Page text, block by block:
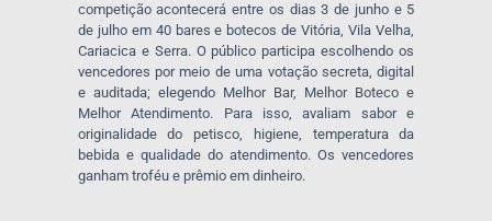
competição acontecerá entre os dias 3 de junho e 5
de julho em 40 bares e botecos de Vitória, Vila Velha,
Cariacica e Serra. O público participa escolhendo os
vencedores por meio de uma votação secreta, digital
e auditada; elegendo Melhor Bar, Melhor Boteco e
Melhor Atendimento. Para isso, avaliam sabor e
originalidade do petisco, higiene, temperatura da
bebida e qualidade do atendimento. Os vencedores
ganham troféu e prêmio em dinheiro.